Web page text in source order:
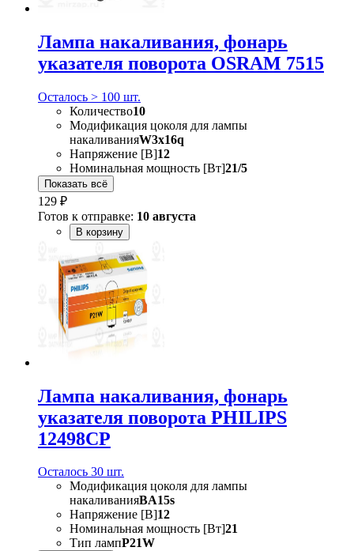
Лампа накаливания, фонарь
указателя поворота OSRAM 7515
Осталось > 100 шт.
Количество10
Модификация цоколя для лампы
накаливанияW3x16q
Напряжение [В]12
Номинальная мощность [Вт]21/5
Показать всё
129 ₽
Готов к отправке: 10 августа
В корзину
Лампа накаливания, фонарь
указателя поворота PHILIPS
12498CP
Осталось 30 шт.
Модификация цоколя для лампы
накаливанияBA15s
Напряжение [В]12
Номинальная мощность [Вт]21
Тип лампP21W